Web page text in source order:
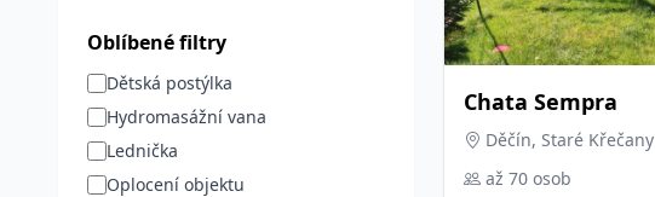
Oblíbené filtry
Dětská postýlka
Hydromasážní vana
Lednička
Oplocení objektu
Chata Sempra
Děčín, Staré Křečany
až 70 osob